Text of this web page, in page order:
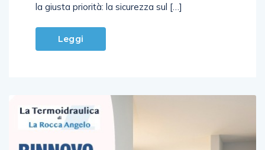
la giusta priorità: la sicurezza sul […]
Leggi